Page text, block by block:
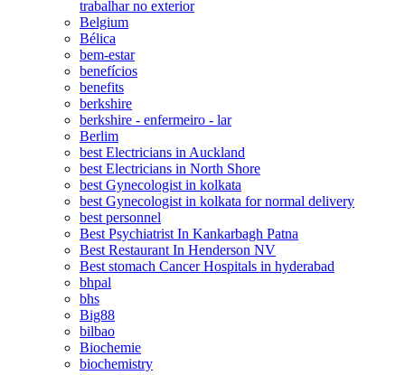
trabalhar no exterior
Belgium
Bélica
bem-estar
benefícios
benefits
berkshire
berkshire - enfermeiro - lar
Berlim
best Electricians in Auckland
best Electricians in North Shore
best Gynecologist in kolkata
best Gynecologist in kolkata for normal delivery
best personnel
Best Psychiatrist In Kankarbagh Patna
Best Restaurant In Henderson NV
Best stomach Cancer Hospitals in hyderabad
bhpal
bhs
Big88
bilbao
Biochemie
biochemistry